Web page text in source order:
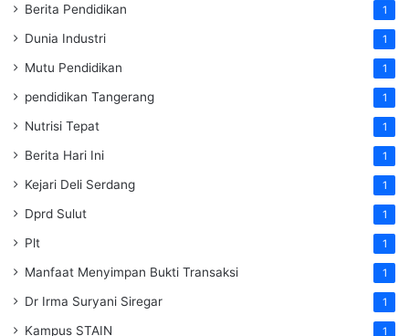
Berita Pendidikan 1
Dunia Industri 1
Mutu Pendidikan 1
pendidikan Tangerang 1
Nutrisi Tepat 1
Berita Hari Ini 1
Kejari Deli Serdang 1
Dprd Sulut 1
Plt 1
Manfaat Menyimpan Bukti Transaksi 1
Dr Irma Suryani Siregar 1
Kampus STAIN 1